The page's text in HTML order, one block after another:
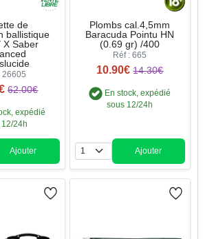
de
ballistique
X Saber
26605
62.00€
expédié
24h
Quantité
Ajouter
Plombs cal.4,5mm
Baracuda Pointu HN
(0.69 gr) /400
Réf : 665
10.90€ 14.30€
En stock, expédié
sous 12/24h
Quantité
Ajouter